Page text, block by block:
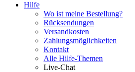
Hilfe
Wo ist meine Bestellung?
Rücksendungen
Versandkosten
Zahlungsmöglichkeiten
Kontakt
Alle Hilfe-Themen
Live-Chat